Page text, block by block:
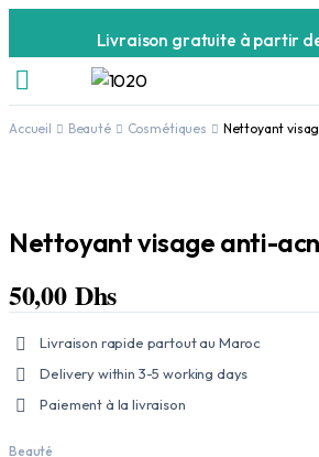
Livraison gratuite à partir
Accueil Beauté Cosmétiques Nettoyant
Nettoyant visage anti-
50,00Dhs
Livraison rapide partout au Maroc
Delivery within 3-5 working days
Paiement à la livraison
Beauté